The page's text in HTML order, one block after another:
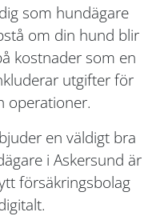
som hundägare
om din hund blir
kostnader som en
utgifter för
operationer.
en väldigt bra
i Askersund är
försäkringsbolag